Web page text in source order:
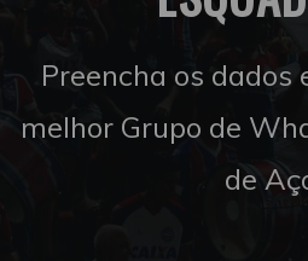
Preencha os dados
melhor Grupo de
de